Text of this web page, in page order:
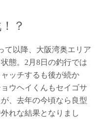
？
て以降、大阪湾奥エリア
態。2月8日の釣行では
ッチするも後が続か
ウヘイくんもセイゴサ
、去年の今頃なら良型
れな結果となりまし